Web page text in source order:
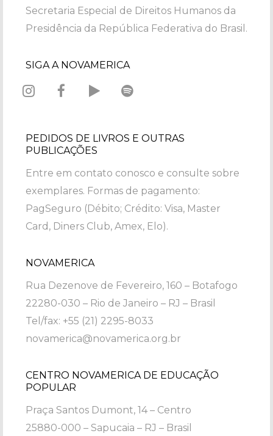
Secretaria Especial de Direitos Humanos da
Presidência da República Federativa do Brasil.
SIGA A NOVAMERICA
PEDIDOS DE LIVROS E OUTRAS
PUBLICAÇÕES
Entre em contato conosco e consulte sobre
exemplares. Formas de pagamento:
PagSeguro (Débito; Crédito: Visa, Master
Card, Diners Club, Amex, Elo).
NOVAMERICA
Rua Dezenove de Fevereiro, 160 – Botafogo
22280-030 – Rio de Janeiro – RJ – Brasil
Tel/fax: +55 (21) 2295-8033
novamerica@novamerica.org.br
CENTRO NOVAMERICA DE EDUCAÇÃO
POPULAR
Praça Santos Dumont, 14 – Centro
25880-000 – Sapucaia – RJ – Brasil